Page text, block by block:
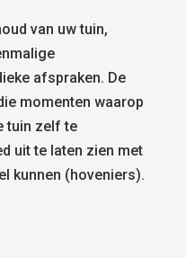
van uw tuin,
afspraken. De
momenten waarop
tuin zelf te
uit te laten zien met
kunnen (hoveniers).